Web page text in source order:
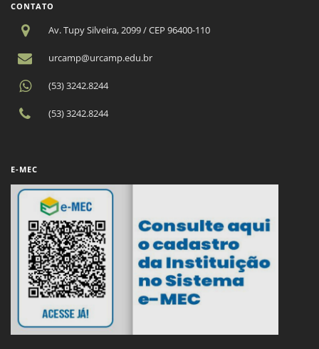
CONTATO
Av. Tupy Silveira, 2099 / CEP 96400-110
urcamp@urcamp.edu.br
(53) 3242.8244
(53) 3242.8244
E-MEC